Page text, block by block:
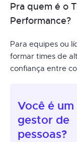
Pra quem é o
Performance?
Para equipes ou
formar times de
confiança entre
Você é um
gestor de
pessoas?